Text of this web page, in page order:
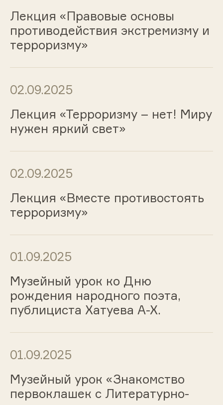
Лекция «Правовые основы
противодействия экстремизму и
терроризму»
02.09.2025
Лекция «Терроризму – нет! Миру
нужен яркий свет»
02.09.2025
Лекция «Вместе противостоять
терроризму»
01.09.2025
Музейный урок ко Дню
рождения народного поэта,
публициста Хатуева А-Х.
01.09.2025
Музейный урок «Знакомство
первоклашек с Литературно-